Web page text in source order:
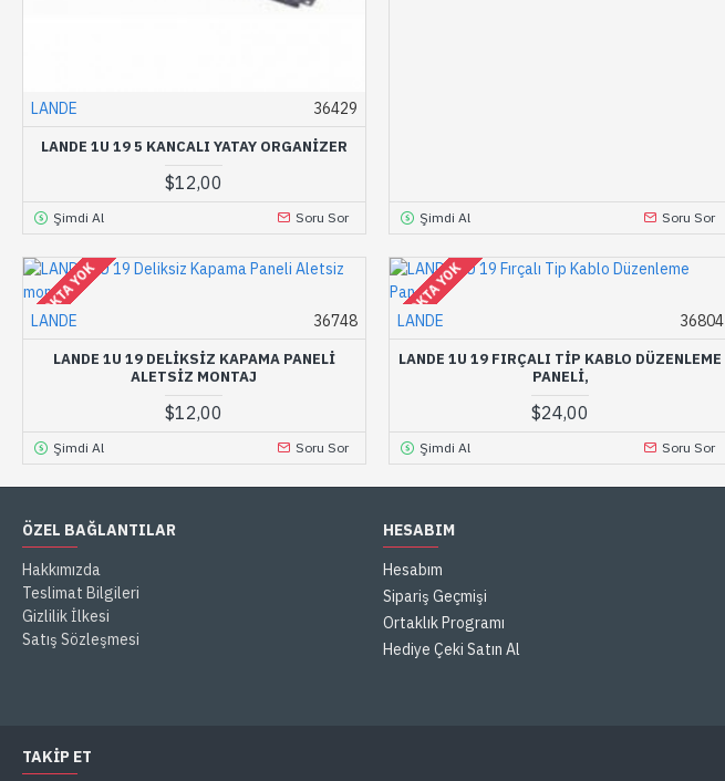
LANDE 36429
LANDE 1U 19 5 KANCALI YATAY ORGANIZER
$12,00
Şimdi Al Soru Sor Şimdi Al Soru Sor
STOKTA YOK
LANDE 36748
LANDE 1U 19 DELIKSIZ KAPAMA PANELI
ALETSIZ MONTAJ
$12,00
Şimdi Al Soru Sor
STOKTA YOK
LANDE 36804
LANDE 1U 19 FIRÇALI TIP KABLO DÜZENLEME
PANELI,
$24,00
Şimdi Al Soru Sor
ÖZEL BAĞLANTILAR
Hakkımızda
Teslimat Bilgileri
Gizlilik İlkesi
Satış Sözleşmesi
HESABIM
Hesabım
Sipariş Geçmişi
Ortaklık Programı
Hediye Çeki Satın Al
TAKIP ET